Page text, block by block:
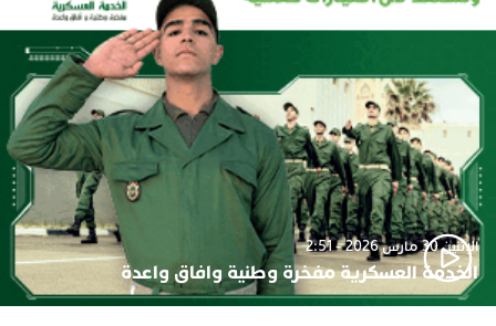
الإثنين 30 مارس 2026 - 2:51
الخدمة العسكرية مفخرة وطنية وافاق واعدة